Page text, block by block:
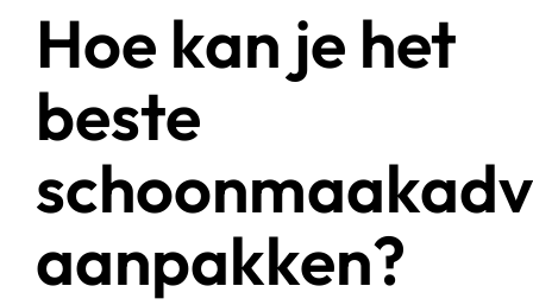
Hoe kan je het
beste
aanpakken?